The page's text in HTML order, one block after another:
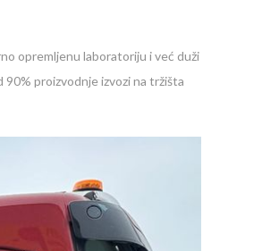
opremljenu laboratoriju i već duži
90% proizvodnje izvozi na tržišta